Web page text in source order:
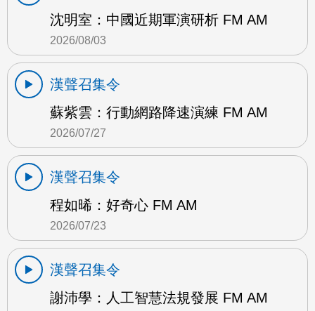
沈明室：中國近期軍演研析 FM AM
2026/08/03
漢聲召集令
蘇紫雲：行動網路降速演練 FM AM
2026/07/27
漢聲召集令
程如晞：好奇心 FM AM
2026/07/23
漢聲召集令
謝沛學：人工智慧法規發展 FM AM